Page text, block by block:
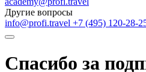
Другие вопросы
info@profi.travel +7 (495) 120-28-
Спасибо за